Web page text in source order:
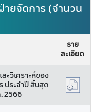
ายจัดการ (จำนวน
ราย
ละเอียด
ะวิเคราะห์ของ
ประจำปี สิ้นสุด
2566